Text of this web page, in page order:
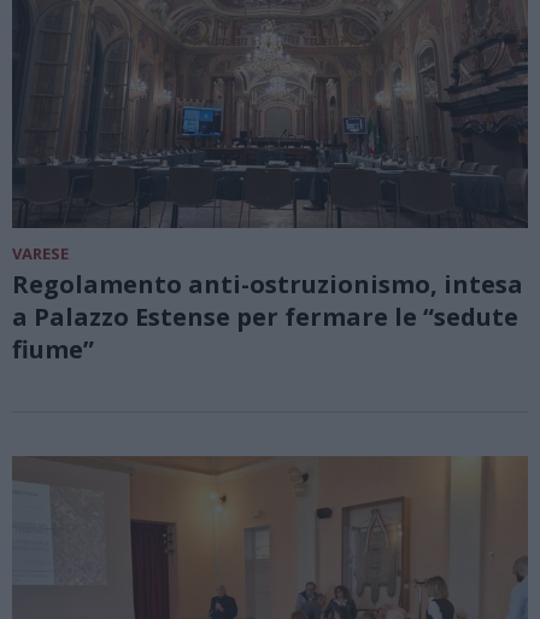
VARESE
Regolamento anti-ostruzionismo, intesa
a Palazzo Estense per fermare le “sedute
fiume”